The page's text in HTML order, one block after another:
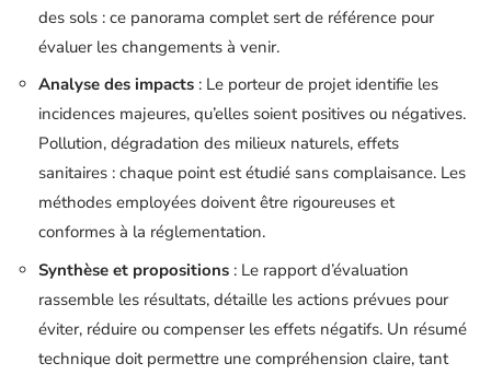
des sols : ce panorama complet sert de référence pour
évaluer les changements à venir.
Analyse des impacts : Le porteur de projet identifie les
incidences majeures, qu’elles soient positives ou négatives.
Pollution, dégradation des milieux naturels, effets
sanitaires : chaque point est étudié sans complaisance. Les
méthodes employées doivent être rigoureuses et
conformes à la réglementation.
Synthèse et propositions : Le rapport d’évaluation
rassemble les résultats, détaille les actions prévues pour
éviter, réduire ou compenser les effets négatifs. Un résumé
technique doit permettre une compréhension claire, tant